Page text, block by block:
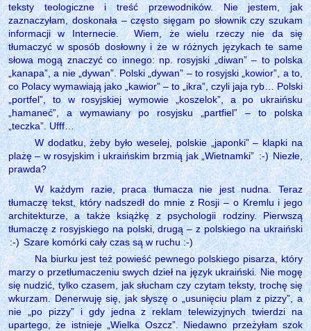
teksty teologiczne i treść przewodników. Nie jestem, jak
zaznaczyłam, doskonała – często sięgam po słownik czy szukam
informacji w Internecie.
Wiem, że wielu rzeczy nie da się
tłumaczyć w sposób dosłowny i że w różnych językach te same
słowa mogą znaczyć co innego: np. rosyjski „diwan” – to polska
„kanapa”, a nie „dywan”. Polski „dywan” – to rosyjski „kowior”, a to,
co Polacy wymawiają jako „kawior” – to „ikra”, czyli jaja ryb… Polski
„portfel”, to w rosyjskiej wymowie „koszelok”, a po ukraińsku
„hamaneć”, a wymawiany po rosyjsku „partfiel” – to polska
„teczka”. Ufff…
W dodatku, żeby było weselej, polskie „japonki” – klapki na
plażę – w rosyjskim i ukraińskim brzmią jak „Wietnamki” :-) Niezłe,
prawda?
W każdym razie, praca tłumacza nie jest nudna. Teraz
tłumaczę tekst, który nadszedł do mnie z Rosji – o Kremlu i jego
architekturze, a także książkę z psychologii rodziny. Pierwszą
tłumaczę z rosyjskiego na polski, drugą – z polskiego na ukraiński
:-) Szare komórki cały czas są w ruchu :-)
Na biurku jest też powieść pewnego polskiego pisarza, który
marzy o przetłumaczeniu swych dzieł na język ukraiński. Nie mogę
się nudzić, tylko czasem, jak słucham czy czytam teksty, trochę się
wkurzam. Denerwuję się, jak słyszę o „usunięciu plam z pizzy”, a
nie „po pizzy” i gdy jedna z reklam telewizyjnych twierdzi na
upartego, że istnieje „Wielka Oszcz”. Niedawno przeżyłam szok